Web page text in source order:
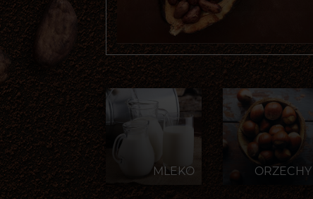
MLEKO ORZECHY